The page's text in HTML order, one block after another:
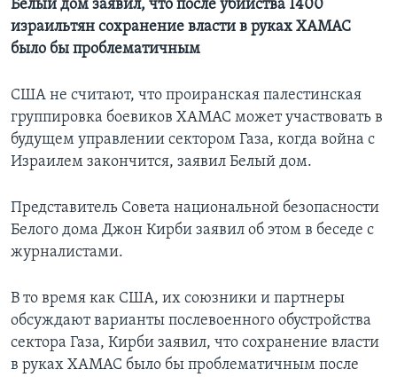
Белый дом заявил, что после убийства 1400
израильтян сохранение власти в руках ХАМАС
было бы проблематичным
США не считают, что проиранская палестинская
группировка боевиков ХАМАС может участвовать в
будущем управлении сектором Газа, когда война с
Израилем закончится, заявил Белый дом.
Представитель Совета национальной безопасности
Белого дома Джон Кирби заявил об этом в беседе с
журналистами.
В то время как США, их союзники и партнеры
обсуждают варианты послевоенного обустройства
сектора Газа, Кирби заявил, что сохранение власти
в руках ХАМАС было бы проблематичным после